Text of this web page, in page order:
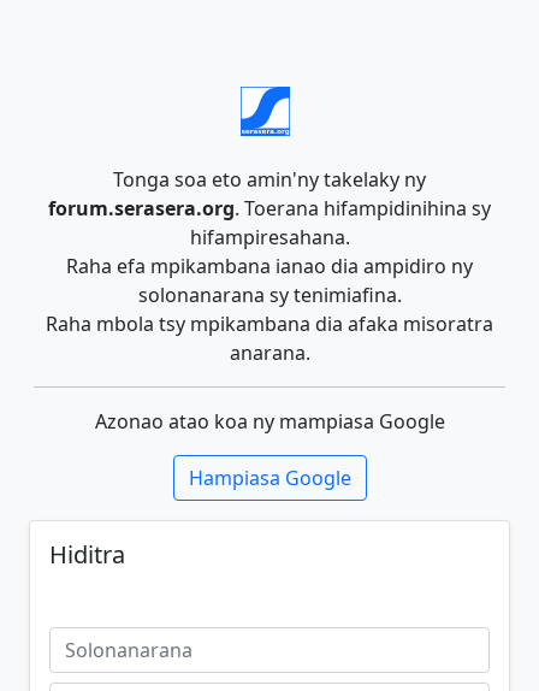
Tonga soa eto amin'ny takelaky ny
forum.serasera.org. Toerana hifampidinihina sy
hifampiresahana.
Raha efa mpikambana ianao dia ampidiro ny
solonanarana sy tenimiafina.
Raha mbola tsy mpikambana dia afaka misoratra
anarana.
Azonao atao koa ny mampiasa Google
Hampiasa Google
Hiditra